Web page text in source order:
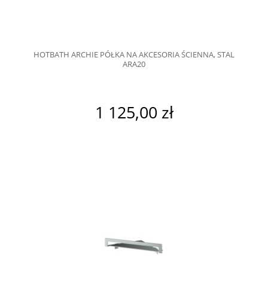
HOTBATH ARCHIE PÓŁKA NA AKCESORIA ŚCIENNA, STAL
ARA20
1 125,00 zł